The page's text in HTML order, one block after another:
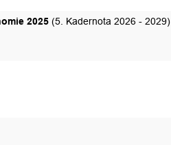
2025 (5. Kadernota 2026 - 2029)